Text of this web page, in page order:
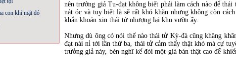
con khỉ mặt đỏ
nên trưởng giả Tu-đạt không biết phải làm cách nào để
nát óc và tuy biết là sẽ rất khó khăn nhưng không còn
khẩn khoản xin thái tử nhượng lại khu vườn ấy.
Nhưng dù ông có nói thế nào thái tử Kỳ-đà cũng khăng
đạt nài nỉ tới lần thứ ba, thái tử cảm thấy thật khó mà cự
trưởng giả này, bèn nghĩ kế đòi một giá bán thật cao để